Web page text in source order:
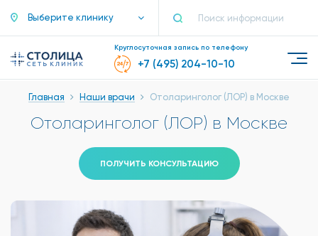
Выберите клинику
Круглосуточная запись по телефону
+7 (495) 204-10-10
Главная Наши врачи Отоларинголог (ЛОР) в Москве
Отоларинголог (ЛОР) в Москве
ПОЛУЧИТЬ КОНСУЛЬТАЦИЮ